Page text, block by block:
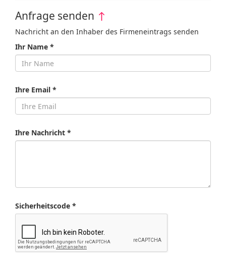
Anfrage senden ↑
Nachricht an den Inhaber des Firmeneintrags senden
Ihr Name *
Ihre Email *
Ihre Nachricht *
Sicherheitscode *